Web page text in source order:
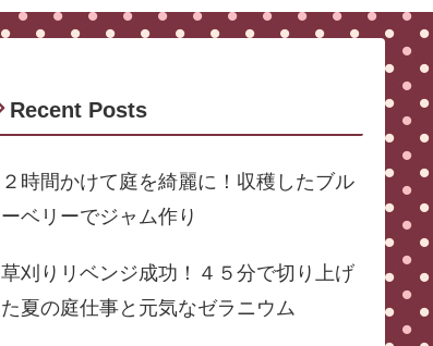
Recent Posts
２時間かけて庭を綺麗に！収穫したブル
ーベリーでジャム作り
草刈りリベンジ成功！４５分で切り上げ
た夏の庭仕事と元気なゼラニウム